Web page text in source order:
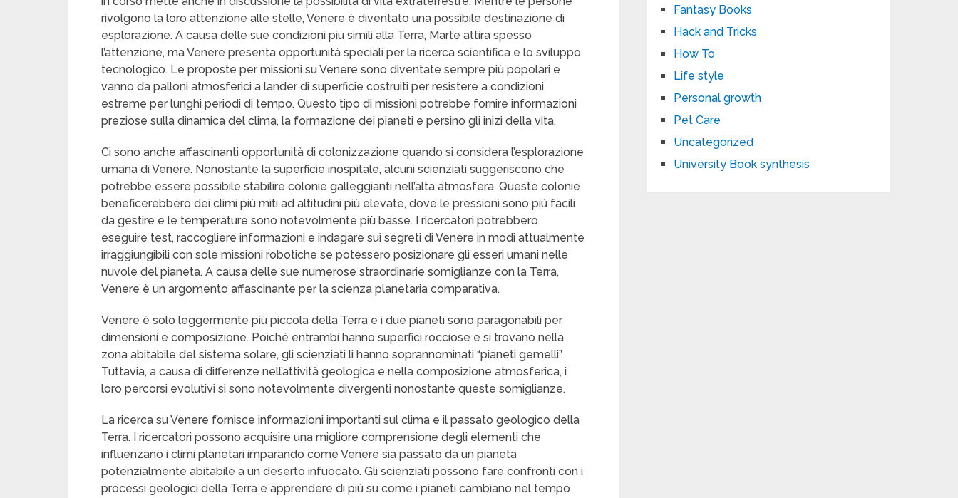
rivolgono la loro attenzione alle stelle, Venere è diventato una possibile destinazione di
esplorazione. A causa delle sue condizioni più simili alla Terra, Marte attira spesso
l’attenzione, ma Venere presenta opportunità speciali per la ricerca scientifica e lo sviluppo
tecnologico. Le proposte per missioni su Venere sono diventate sempre più popolari e
vanno da palloni atmosferici a lander di superficie costruiti per resistere a condizioni
estreme per lunghi periodi di tempo. Questo tipo di missioni potrebbe fornire informazioni
preziose sulla dinamica del clima, la formazione dei pianeti e persino gli inizi della vita.
Ci sono anche affascinanti opportunità di colonizzazione quando si considera l’esplorazione
umana di Venere. Nonostante la superficie inospitale, alcuni scienziati suggeriscono che
potrebbe essere possibile stabilire colonie galleggianti nell’alta atmosfera. Queste colonie
beneficerebbero dei climi più miti ad altitudini più elevate, dove le pressioni sono più facili
da gestire e le temperature sono notevolmente più basse. I ricercatori potrebbero
eseguire test, raccogliere informazioni e indagare sui segreti di Venere in modi attualmente
irraggiungibili con sole missioni robotiche se potessero posizionare gli esseri umani nelle
nuvole del pianeta. A causa delle sue numerose straordinarie somiglianze con la Terra,
Venere è un argomento affascinante per la scienza planetaria comparativa.
Venere è solo leggermente più piccola della Terra e i due pianeti sono paragonabili per
dimensioni e composizione. Poiché entrambi hanno superfici rocciose e si trovano nella
zona abitabile del sistema solare, gli scienziati li hanno soprannominati “pianeti gemelli”.
Tuttavia, a causa di differenze nell’attività geologica e nella composizione atmosferica, i
loro percorsi evolutivi si sono notevolmente divergenti nonostante queste somiglianze.
La ricerca su Venere fornisce informazioni importanti sul clima e il passato geologico della
Terra. I ricercatori possono acquisire una migliore comprensione degli elementi che
influenzano i climi planetari imparando come Venere sia passato da un pianeta
potenzialmente abitabile a un deserto infuocato. Gli scienziati possono fare confronti con i
processi geologici della Terra e apprendere di più su come i pianeti cambiano nel tempo
Fantasy Books
Hack and Tricks
How To
Life style
Personal growth
Pet Care
Uncategorized
University Book synthesis